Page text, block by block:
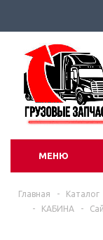
МЕНЮ
Главная - Каталог
-
КАБИНА -